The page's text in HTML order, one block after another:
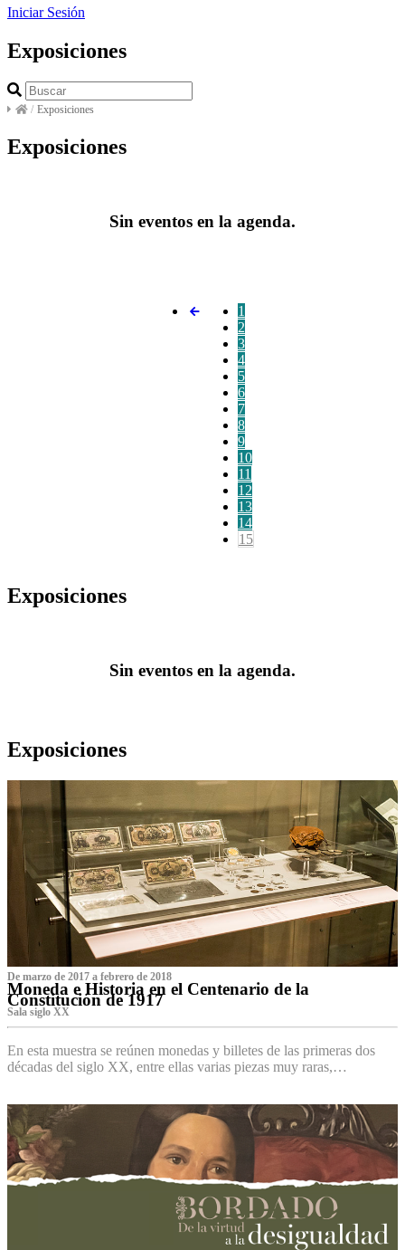
Iniciar Sesión
Exposiciones
/ Exposiciones
Exposiciones
Sin eventos en la agenda.
1
2
3
4
5
6
7
8
9
10
11
12
13
14
15
Exposiciones
Sin eventos en la agenda.
Exposiciones
De marzo de 2017 a febrero de 2018
Moneda e Historia en el Centenario de la
Constitución de 1917
Sala siglo XX
En esta muestra se reúnen monedas y billetes de las primeras dos
décadas del siglo XX, entre ellas varias piezas muy raras,…